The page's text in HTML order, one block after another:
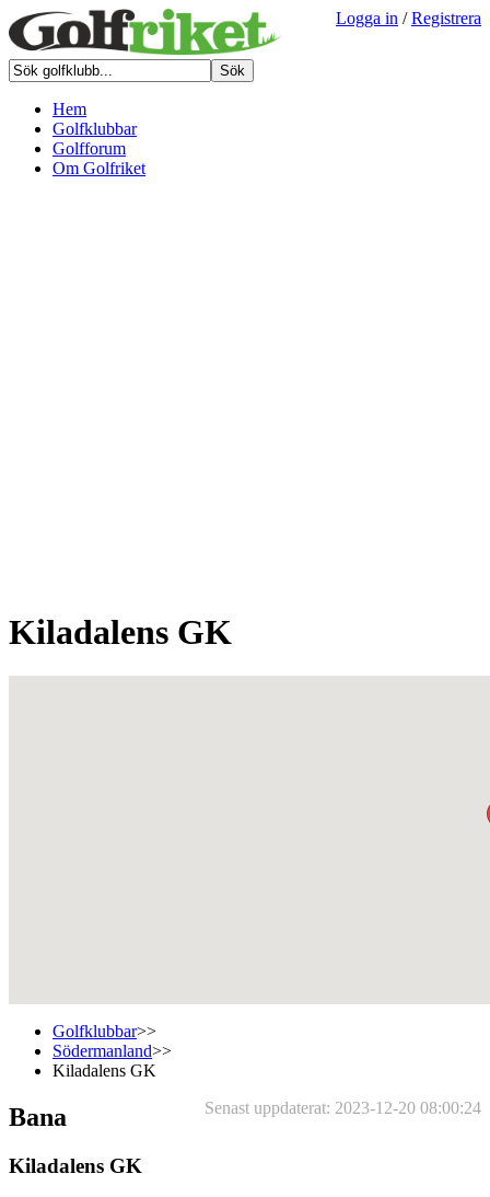
Logga in /Registrera
Hem
Golfklubbar
Golfforum
Om Golfriket
Kiladalens GK
Golfklubbar>>
Södermanland>>
Kiladalens GK
Senast uppdaterat: 2023-12-20 08:00:24
Bana
Kiladalens GK